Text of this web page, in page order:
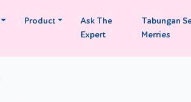
Product
Ask The
Expert
Tabungan
Merries